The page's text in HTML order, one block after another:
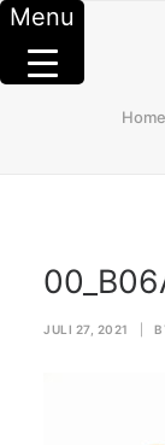
Home
JULI 27, 2021
Menu